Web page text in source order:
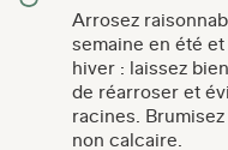
Arrosez
semaine en été
hiver : laissez
de réarroser et
racines.
non calcaire.